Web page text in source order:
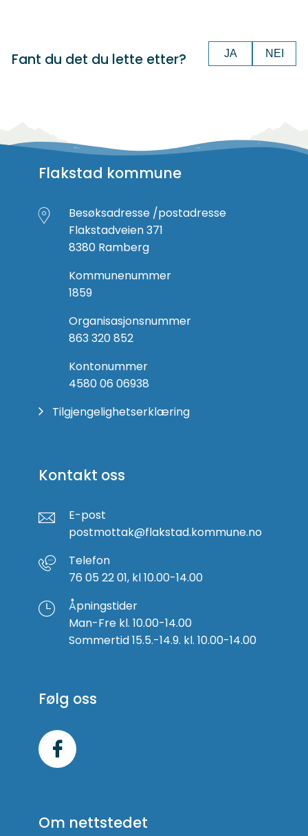
Fant du det du lette etter? JA NEI
Flakstad kommune
Besøksadresse /postadresse
Flakstadveien 371
8380 Ramberg
Kommunenummer
1859
Organisasjonsnummer
863 320 852
Kontonummer
4580 06 06938
Tilgjengelighetserklæring
Kontakt oss
E-post
postmottak@flakstad.kommune.no
Telefon
76 05 22 01, kl 10.00-14.00
Åpningstider
Man-Fre kl. 10.00-14.00
Sommertid 15.5.-14.9. kl. 10.00-14.00
Følg oss
Facebook
Om nettstedet